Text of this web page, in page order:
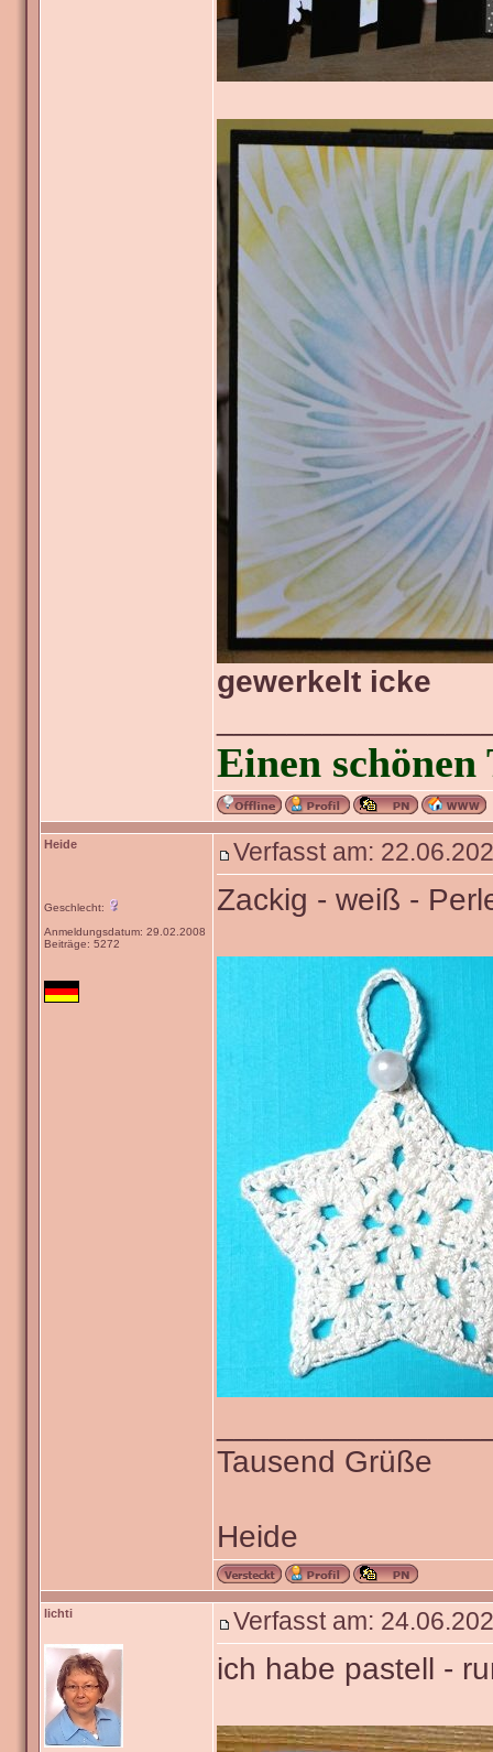
gewerkelt icke
Einen
Heide
Geschlecht:
Anmeldungsdatum: 29.02.2008
Beiträge: 5272
Verfasst am:
Zackig - weiß -
Tausend Grüße
Heide
lichti Verfasst am:
ich habe pastell -